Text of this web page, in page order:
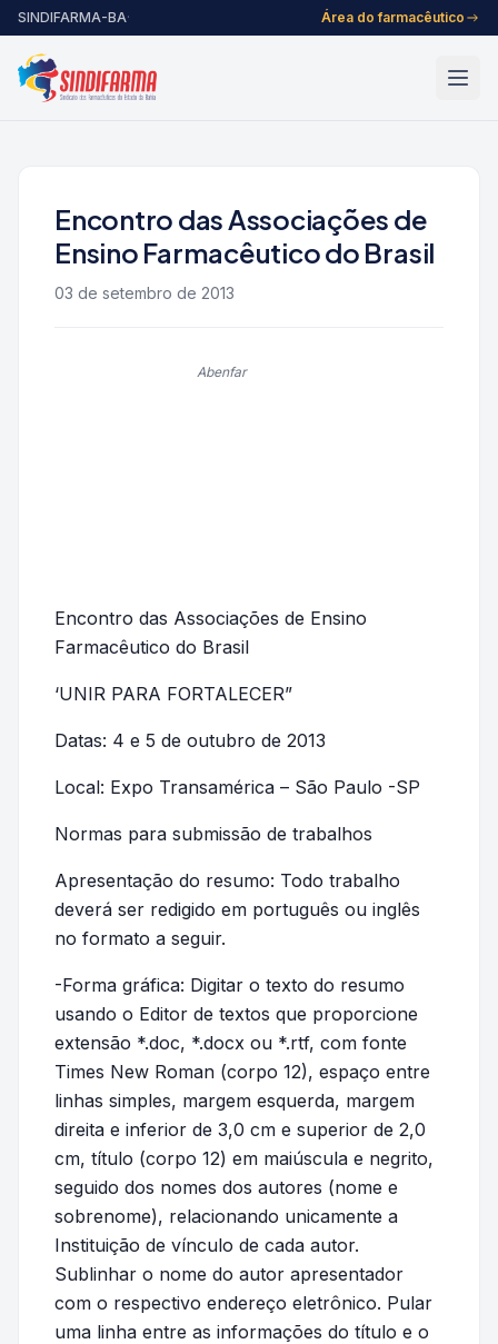
Pular para o conteúdo
SINDIFARMA-BA· Área do farmacêutico
Encontro das Associações de
Ensino Farmacêutico do Brasil
03 de setembro de 2013
Abenfar
Encontro das Associações de Ensino
Farmacêutico do Brasil
‘UNIR PARA FORTALECER”
Datas: 4 e 5 de outubro de 2013
Local: Expo Transamérica – São Paulo -SP
Normas para submissão de trabalhos
Apresentação do resumo: Todo trabalho
deverá ser redigido em português ou inglês
no formato a seguir.
-Forma gráfica: Digitar o texto do resumo
usando o Editor de textos que proporcione
extensão *.doc, *.docx ou *.rtf, com fonte
Times New Roman (corpo 12), espaço entre
linhas simples, margem esquerda, margem
direita e inferior de 3,0 cm e superior de 2,0
cm, título (corpo 12) em maiúscula e negrito,
seguido dos nomes dos autores (nome e
sobrenome), relacionando unicamente a
Instituição de vínculo de cada autor.
Sublinhar o nome do autor apresentador
com o respectivo endereço eletrônico. Pular
uma linha entre as informações do título e o